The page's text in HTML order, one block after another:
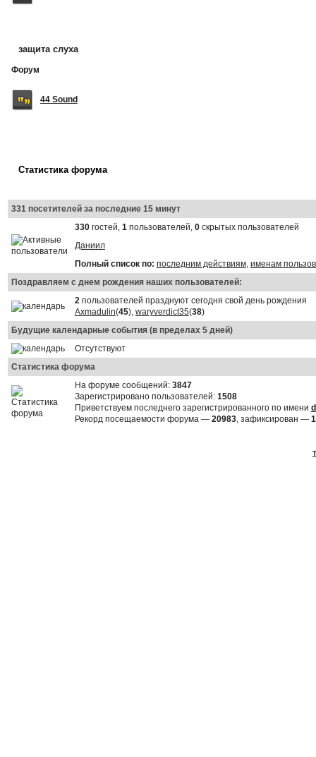
защита слуха
Форум
44 Sound
Статистика форума
331 посетителей за последние 15 минут
330гостей, 1пользователей, 0скрытых пользователей
Даниил
Полный список по: последним действиям, именам
Поздравляем с днем рождения наших пользователей:
2пользователей празднуют сегодня свой день рождения
Axmadulin(45), waryverdict35(38)
Будущие календарные события (в пределах 5 дней)
Отсутствуют
Статистика форума
На форуме сообщений: 3847
Зарегистрировано пользователей: 1508
Приветствуем последнего зарегистрированного по имени
Рекорд посещаемости форума — 20983, зафиксирован —